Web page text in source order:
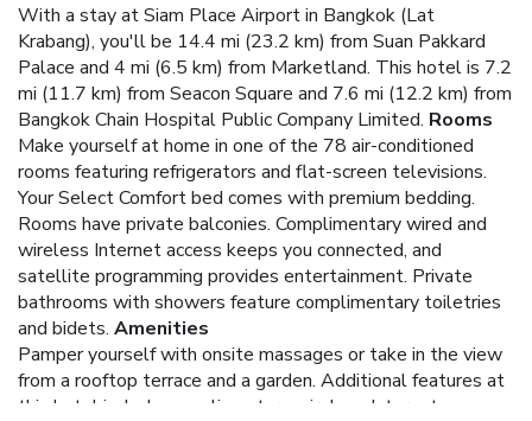
With a stay at Siam Place Airport in Bangkok (Lat
Krabang), you'll be 14.4 mi (23.2 km) from Suan Pakkard
Palace and 4 mi (6.5 km) from Marketland. This hotel is 7.2
mi (11.7 km) from Seacon Square and 7.6 mi (12.2 km) from
Bangkok Chain Hospital Public Company Limited. Rooms
Make yourself at home in one of the 78 air-conditioned
rooms featuring refrigerators and flat-screen televisions.
Your Select Comfort bed comes with premium bedding.
Rooms have private balconies. Complimentary wired and
wireless Internet access keeps you connected, and
satellite programming provides entertainment. Private
bathrooms with showers feature complimentary toiletries
and bidets. Amenities
Pamper yourself with onsite massages or take in the view
from a rooftop terrace and a garden. Additional features at
this hotel include complimentary wireless Internet access